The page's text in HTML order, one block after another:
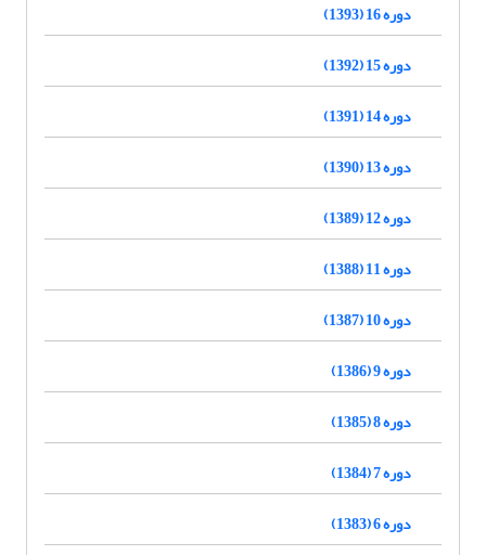
دوره 16 (1393)
دوره 15 (1392)
دوره 14 (1391)
دوره 13 (1390)
دوره 12 (1389)
دوره 11 (1388)
دوره 10 (1387)
دوره 9 (1386)
دوره 8 (1385)
دوره 7 (1384)
دوره 6 (1383)